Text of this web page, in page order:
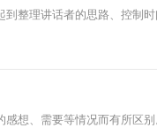
整理讲话者的思路、控制
想、需要等情况而有所区